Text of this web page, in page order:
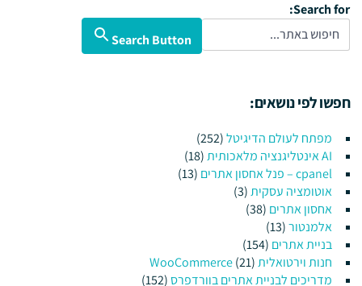
Search for:
Search Button
חפשו לפי נושאים:
מפתח לעולם הדיגיטל(252)
AI אינטליגנציה מלאכותית
(18)
cpanel – פנל אחסון אתרים
(13)
אוטומציה עסקית(3)
אחסון אתרים(38)
אלמנטור(13)
בניית אתרים(154)
חנות וירטואלית WooCommerce(21)
מדריכים לבניית אתרים בוורדפרס(152)